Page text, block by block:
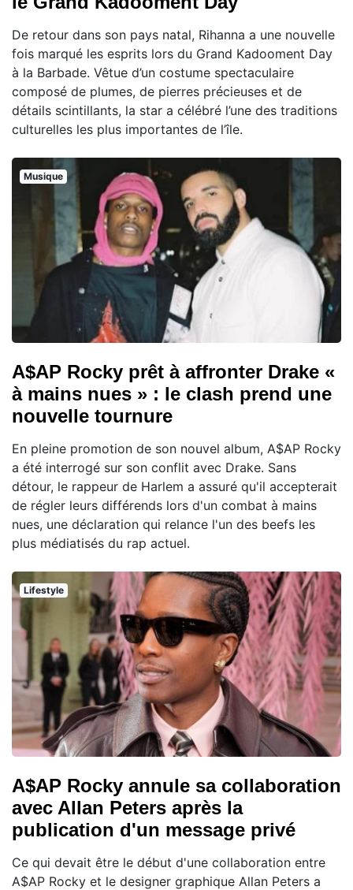
De retour dans son pays natal, Rihanna a une nouvelle
fois marqué les esprits lors du Grand Kadooment Day
à la Barbade. Vêtue d’un costume spectaculaire
composé de plumes, de pierres précieuses et de
détails scintillants, la star a célébré l’une des traditions
culturelles les plus importantes de l’île.
Musique
A$AP Rocky prêt à affronter Drake «
à mains nues » : le clash prend une
nouvelle tournure
En pleine promotion de son nouvel album, A$AP Rocky
a été interrogé sur son conflit avec Drake. Sans
détour, le rappeur de Harlem a assuré qu'il accepterait
de régler leurs différends lors d'un combat à mains
nues, une déclaration qui relance l'un des beefs les
plus médiatisés du rap actuel.
Lifestyle
A$AP Rocky annule sa collaboration
avec Allan Peters après la
publication d'un message privé
Ce qui devait être le début d'une collaboration entre
A$AP Rocky et le designer graphique Allan Peters a